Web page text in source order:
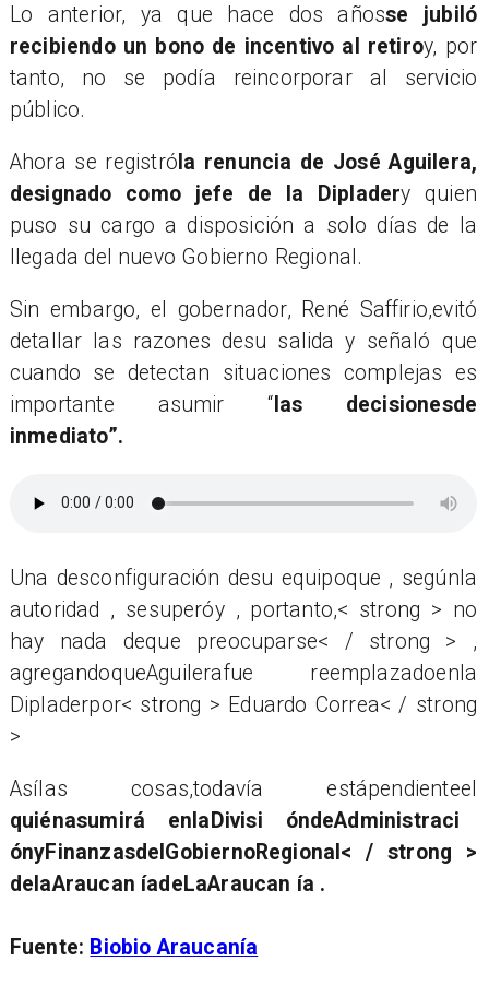
Lo anterior, ya que hace dos añosse jubiló
recibiendo un bono de incentivo al retiroy, por
tanto, no se podía reincorporar al servicio
público.
Ahora se registró la renuncia de José Aguilera,
designado como jefe de la Dipladery quien
puso su cargo a disposición a solo días de la
llegada del nuevo Gobierno Regional.
Sin embargo, el gobernador, René Saffirio,evitó
detallar las razones desu salida y señaló que
cuando se detectan situaciones complejas es
importante asumir “ las decisionesde
inmediato”.
Una desconfiguración desu equipoque , segúnla
autoridad , sesuperóy , portanto,< strong > no
hay nada deque preocuparse< / strong > ,
agregandoqueAguilerafue reemplazadoenla
Dipladerpor< strong > Eduardo Correa< / strong
>
Asílas cosas,todavía estápendienteel
quiénasumirá enlaDivisi óndeAdministraci
ónyFinanzasdelGobiernoRegional< / strong >
delaAraucan íadeLaAraucan ía .
Fuente: Biobio Araucanía